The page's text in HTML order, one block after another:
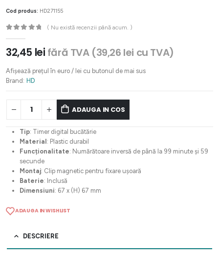
Cod produs: HD271155
( Nu există recenzii până acum. )
32,45 lei fără TVA (39,26 lei cu TVA)
Afișează prețul în euro / lei cu butonul de mai sus
Brand: HD
ADAUGA IN COS
Tip: Timer digital bucătărie
Material : Plastic durabil
Funcționalitate: Numărătoare inversă de până la 99 minute și 59
secunde
Montaj: Clip magnetic pentru fixare ușoară
Baterie: Inclusă
Dimensiuni: 67 x (H) 67 mm
ADAUGA IN WISHLIST
DESCRIERE